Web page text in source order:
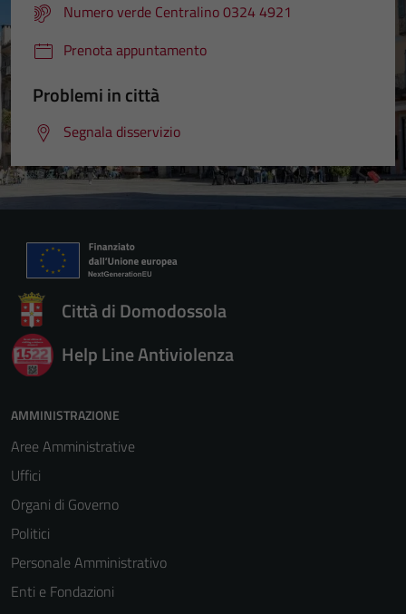
Numero verde Centralino 0324 4921
Prenota appuntamento
Problemi in città
Segnala disservizio
Città di Domodossola
Help Line Antiviolenza
AMMINISTRAZIONE
Aree Amministrative
Uffici
Organi di Governo
Politici
Personale Amministrativo
Enti e Fondazioni